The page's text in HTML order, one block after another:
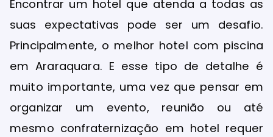
Encontrar um hotel que atenda a todas as
suas expectativas pode ser um desafio.
Principalmente, o melhor hotel com piscina
em Araraquara. E esse tipo de detalhe é
muito importante, uma vez que pensar em
organizar um evento, reunião ou até
mesmo confraternização em hotel requer